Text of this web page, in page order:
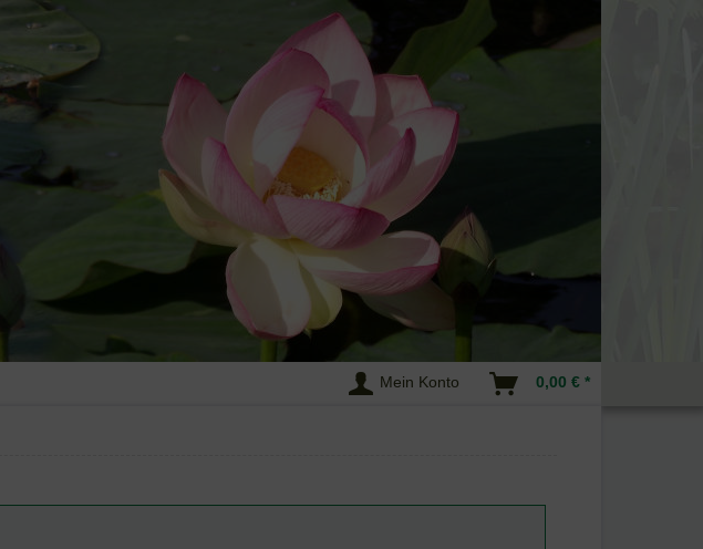
Mein Konto 0,00 € *